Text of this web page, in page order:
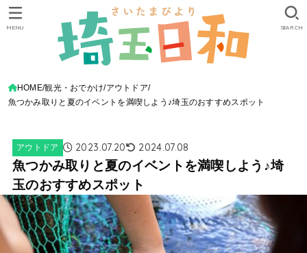
SEARCH
MENU
HOME 観光・おでかけ アウトドア
魚つかみ取りと夏のイベントを満喫しよう♪埼玉のおすすめスポット
アウトドア 2023.07.20 2024.07.08
魚つかみ取りと夏のイベントを満喫しよう♪埼
玉のおすすめスポット